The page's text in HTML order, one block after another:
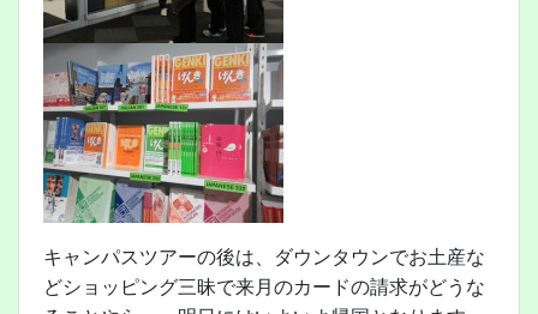
キャンパスツアーの後は、ダウンタウンでお土産な
どショッピング三昧で来月のカードの請求がどうな